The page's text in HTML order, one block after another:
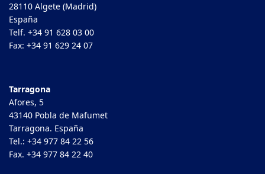
28110 Algete (Madrid)
España
Telf. +34 91 628 03 00
Fax: +34 91 629 24 07
Tarragona
Afores, 5
43140 Pobla de Mafumet
Tarragona. España
Tel.: +34 977 84 22 56
Fax. +34 977 84 22 40